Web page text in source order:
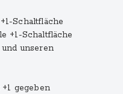
Schaltfläche
+1-Schaltfläche
unseren
gegeben